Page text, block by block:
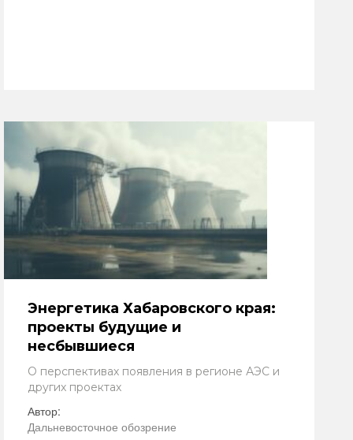
Энергетика Хабаровского края:
проекты будущие и
несбывшиеся
О перспективах появления в регионе АЭС и
других проектах
Автор:
Дальневосточное обозрение